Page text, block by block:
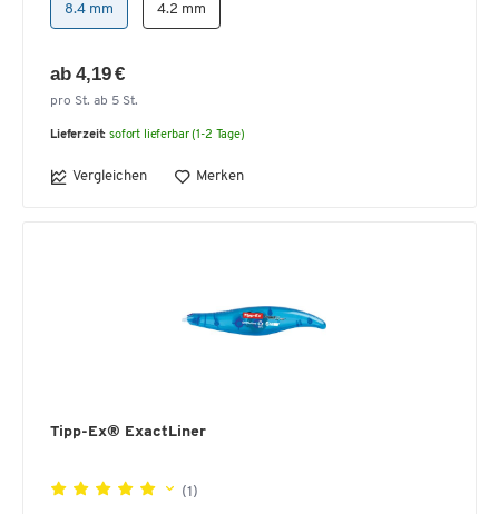
8.4 mm 4.2 mm
ab 4,19 €
pro St. ab 5 St.
Lieferzeit: sofort lieferbar (1-2 Tage)
Vergleichen Merken
Tipp-Ex® ExactLiner
(1)